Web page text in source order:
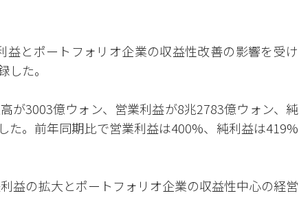
益とポートフォリオ企業の収益性改善の影響を受け
た。
が3003億ウォン、営業利益が8兆2783億ウォン、純
た。前年同期比で営業利益は400%、純利益は419%
益の拡大とポートフォリオ企業の収益性中心の経営